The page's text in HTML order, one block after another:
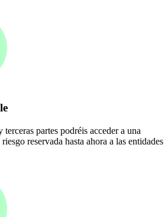
partes podréis acceder a una
reservada hasta ahora a las entidades